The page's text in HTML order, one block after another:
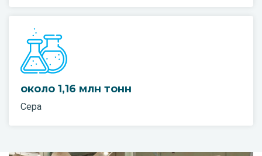
около 1,16 млн тонн
Сера